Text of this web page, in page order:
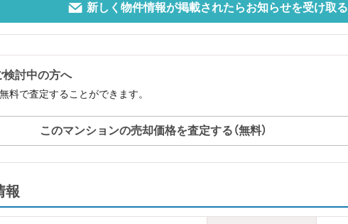
新しく物件情報が掲載されたらお知らせを受け取る
検討中の方へ
料で査定することができます。
このマンションの売却価格を査定する（無料）
報